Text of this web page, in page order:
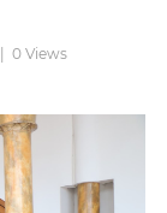
0Views